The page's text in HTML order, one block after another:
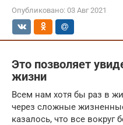
Опубликовано: 03 Авг 2021
Это позволяет
жизни
Всем нам хотя бы раз в
через сложные
казалось, что все вокруг